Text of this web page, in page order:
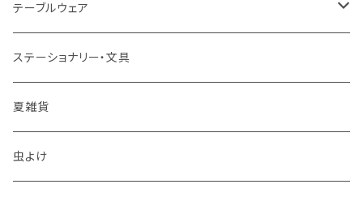
テーブルウェア
マグカップ
スプーン
箸置き
ステーショナリー・文具
夏雑貨
虫よけ